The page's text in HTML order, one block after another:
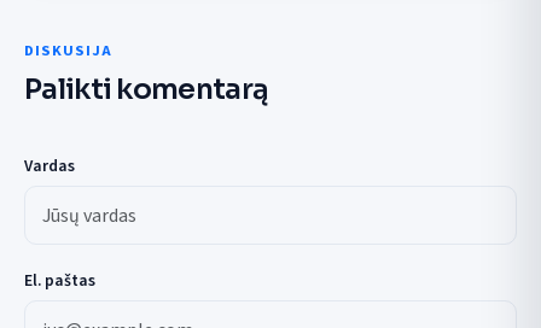
DISKUSIJA
Palikti komentarą
Vardas
El. paštas